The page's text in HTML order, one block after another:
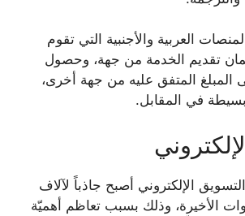
العربية والأجنبية التي تقوم
تقديم الخدمة من جهة، وحصول
المبلغ المتفق عليه من جهة أخرى،
في المقابل.
الإلكتروني أصبح جاذباً لآلاف
الأخيرة، وذلك بسبب تعاظم أهميّة